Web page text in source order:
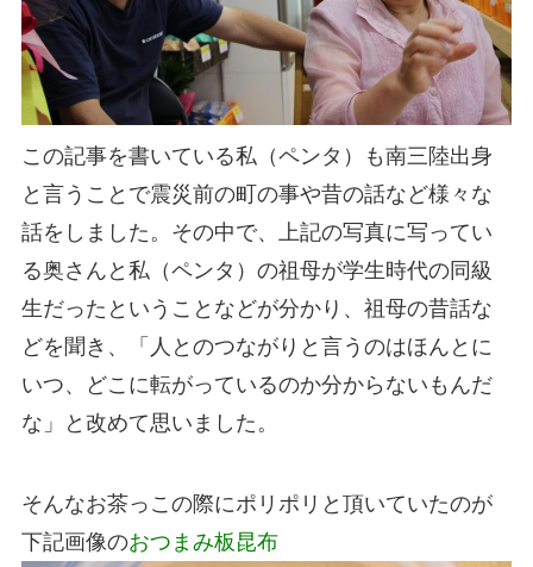
この記事を書いている私（ペンタ）も南三陸出身
と言うことで震災前の町の事や昔の話など様々な
話をしました。その中で、上記の写真に写ってい
る奥さんと私（ペンタ）の祖母が学生時代の同級
生だったということなどが分かり、祖母の昔話な
どを聞き、「人とのつながりと言うのはほんとに
いつ、どこに転がっているのか分からないもんだ
な」と改めて思いました。
そんなお茶っこの際にポリポリと頂いていたのが
下記画像のおつまみ板昆布